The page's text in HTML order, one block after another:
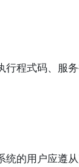
程式码、服
的用户应遵